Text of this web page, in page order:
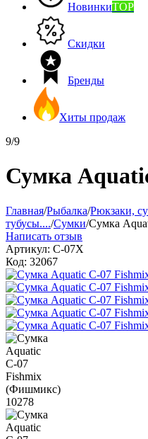
НовинкиTOP
Скидки
Бренды
Хиты продаж
9/9
Сумка
Главная/Рыбалка/Рюкзаки,
тубусы..../Сумки/Сумка
Написать отзыв
Артикул: С-07Х
Код: 32067